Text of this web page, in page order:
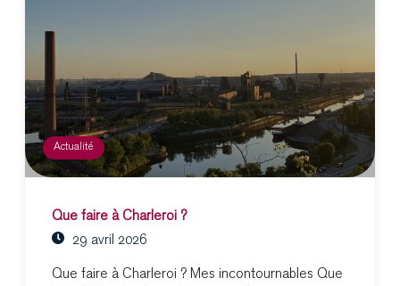
Actualité
Que faire à Charleroi ?
29 avril 2026
Que faire à Charleroi ? Mes incontournables Que